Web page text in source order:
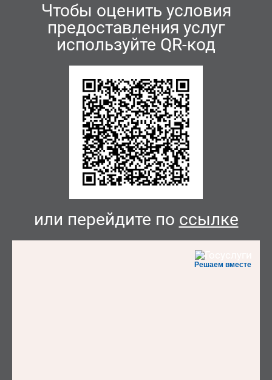
Чтобы оценить условия
предоставления услуг
используйте QR-код
или перейдите по ссылке
Решаем вместе